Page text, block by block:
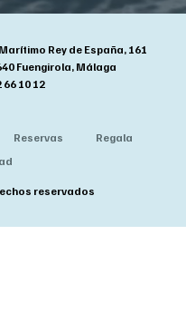
Marítimo Rey de España, 161
Fuengirola, Málaga
66 10 12
Reservas
Regala
reservados